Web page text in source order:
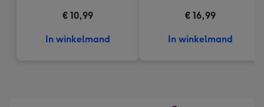
250gr
€ 10,99
In winkelmand
€ 16,99
In winkelmand